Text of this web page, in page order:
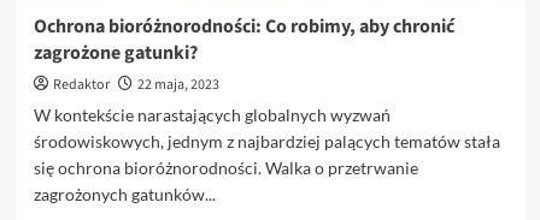
Ochrona bioróżnorodności: Co robimy, aby chronić
zagrożone gatunki?
Redaktor
22 maja, 2023
W kontekście narastających globalnych wyzwań
środowiskowych, jednym z najbardziej palących tematów stała
się ochrona bioróżnorodności. Walka o przetrwanie
zagrożonych gatunków...